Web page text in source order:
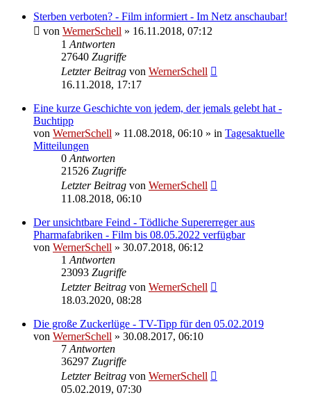
Sterben verboten? - Film informiert - Im Netz anschaubar!
von WernerSchell » 16.11.2018, 07:12
1 Antworten
27640 Zugriffe
Letzter Beitrag von WernerSchell
16.11.2018, 17:17
Eine kurze Geschichte von jedem, der jemals gelebt hat -
Buchtipp
von WernerSchell » 11.08.2018, 06:10 » in Tagesaktuelle
Mitteilungen
0 Antworten
21526 Zugriffe
Letzter Beitrag von WernerSchell
11.08.2018, 06:10
Der unsichtbare Feind - Tödliche Supererreger aus
Pharmafabriken - Film bis 08.05.2022 verfügbar
von WernerSchell » 30.07.2018, 06:12
1 Antworten
23093 Zugriffe
Letzter Beitrag von WernerSchell
18.03.2020, 08:28
Die große Zuckerlüge - TV-Tipp für den 05.02.2019
von WernerSchell » 30.08.2017, 06:10
7 Antworten
36297 Zugriffe
Letzter Beitrag von WernerSchell
05.02.2019, 07:30